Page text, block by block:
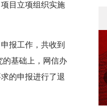
目立项组织实施
报工作，共收到
的基础上，网信办
的申报进行了退